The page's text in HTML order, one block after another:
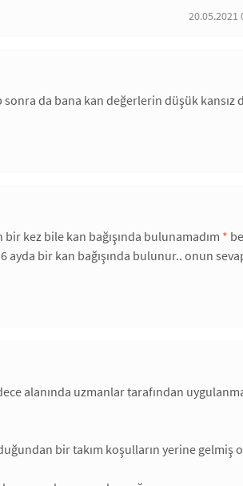
20.05.2021
da bana kan değerlerin düşük kansız
kez bile kan bağışında bulunamadım *
ayda bir kan bağışında bulunur.. onun
alanında uzmanlar tarafından
bir takım koşulların yerine gelmiş